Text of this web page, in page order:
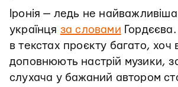
Іронія — ледь не
українця за словами
в текстах проєкту багато,
доповнюють настрій музики,
слухача у бажаний автором